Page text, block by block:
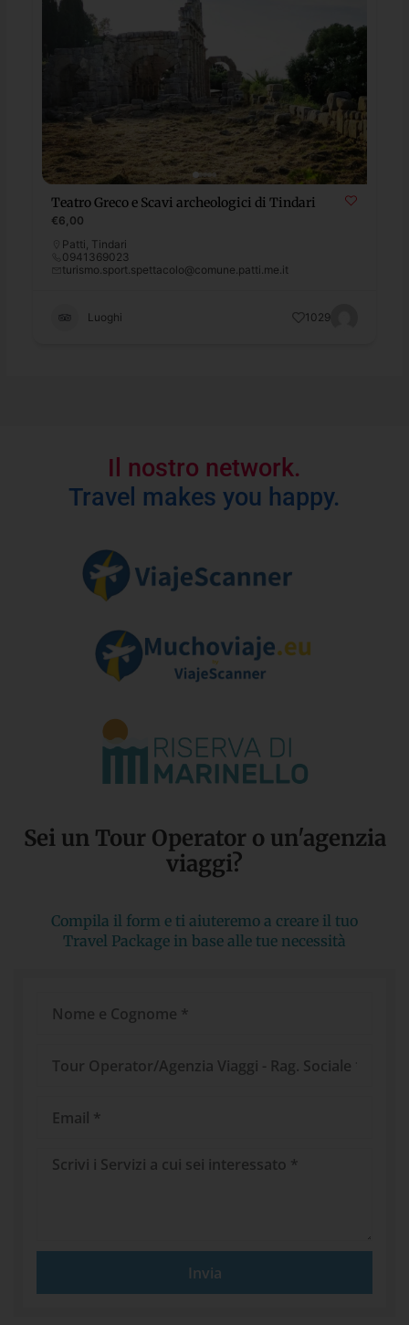
Teatro Greco e Scavi archeologici di Tindari
€6,00
Patti Tindari
0941369023
turismo.sport.spettacolo@comune.patti.me.it
Luoghi 1029
Il nostro network.
Travel makes you happy.
Sei un Tour Operator o un'agenzia
viaggi?​
Compila il form e ti aiuteremo a creare il tuo
Travel Package in base alle tue necessità
Operator/Agenzia
Messaggio
Invia